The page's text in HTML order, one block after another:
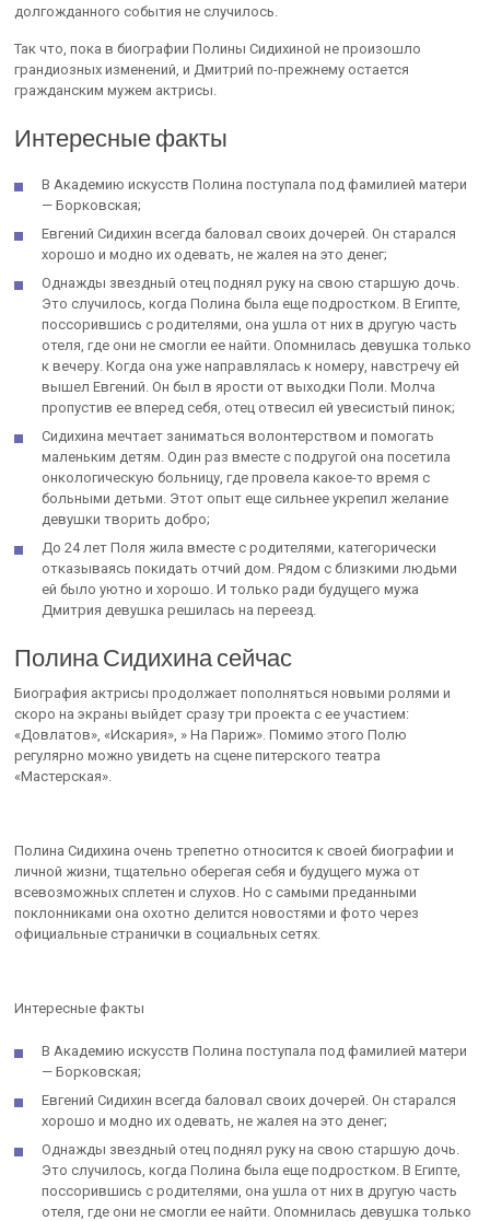
долгожданного события не случилось.
Так что, пока в биографии Полины Сидихиной не произошло
грандиозных изменений, и Дмитрий по-прежнему остается
гражданским мужем актрисы.
Интересные факты
В Академию искусств Полина поступала под фамилией матери
— Борковская;
Евгений Сидихин всегда баловал своих дочерей. Он старался
хорошо и модно их одевать, не жалея на это денег;
Однажды звездный отец поднял руку на свою старшую дочь.
Это случилось, когда Полина была еще подростком. В Египте,
поссорившись с родителями, она ушла от них в другую часть
отеля, где они не смогли ее найти. Опомнилась девушка только
к вечеру. Когда она уже направлялась к номеру, навстречу ей
вышел Евгений. Он был в ярости от выходки Поли. Молча
пропустив ее вперед себя, отец отвесил ей увесистый пинок;
Сидихина мечтает заниматься волонтерством и помогать
маленьким детям. Один раз вместе с подругой она посетила
онкологическую больницу, где провела какое-то время с
больными детьми. Этот опыт еще сильнее укрепил желание
девушки творить добро;
До 24 лет Поля жила вместе с родителями, категорически
отказываясь покидать отчий дом. Рядом с близкими людьми
ей было уютно и хорошо. И только ради будущего мужа
Дмитрия девушка решилась на переезд.
Полина Сидихина сейчас
Биография актрисы продолжает пополняться новыми ролями и
скоро на экраны выйдет сразу три проекта с ее участием:
«Довлатов», «Искария», » На Париж». Помимо этого Полю
регулярно можно увидеть на сцене питерского театра
«Мастерская».
Полина Сидихина очень трепетно относится к своей биографии и
личной жизни, тщательно оберегая себя и будущего мужа от
всевозможных сплетен и слухов. Но с самыми преданными
поклонниками она охотно делится новостями и фото через
официальные странички в социальных сетях.
Интересные факты
В Академию искусств Полина поступала под фамилией матери
— Борковская;
Евгений Сидихин всегда баловал своих дочерей. Он старался
хорошо и модно их одевать, не жалея на это денег;
Однажды звездный отец поднял руку на свою старшую дочь.
Это случилось, когда Полина была еще подростком. В Египте,
поссорившись с родителями, она ушла от них в другую часть
отеля, где они не смогли ее найти. Опомнилась девушка только